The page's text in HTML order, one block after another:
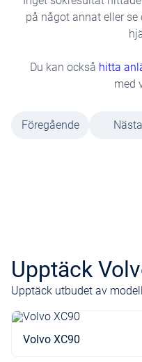
på något annat eller
Du kan också hitta
med
Föregående Nästa
Upptäck
Upptäck utbudet av
Volvo XC90